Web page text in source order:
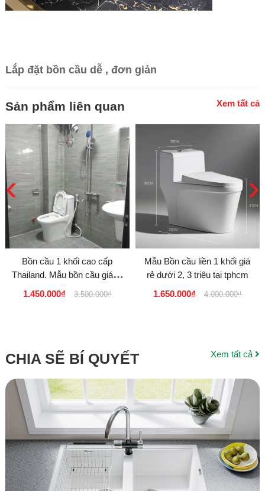
Lắp đặt bồn cầu dễ , đơn giản
Sản phẩm liên quan Xem tất cả
Bồn cầu 1 khối cao cấp
Thailand. Mẫu bồn cầu giá rẻ
dưới 2 triệu
1.450.000₫ 3.500.000₫
Mẫu Bồn cầu liền 1 khối giá
rẻ dưới 2, 3 triệu tại tphcm
1.650.000₫
4.000.000₫
‹ ›
CHIA SẼ BÍ QUYẾT Xem tất cả